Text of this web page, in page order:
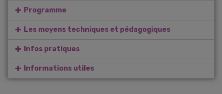
Programme
Les moyens techniques et pédagogiques
Infos pratiques
Informations utiles